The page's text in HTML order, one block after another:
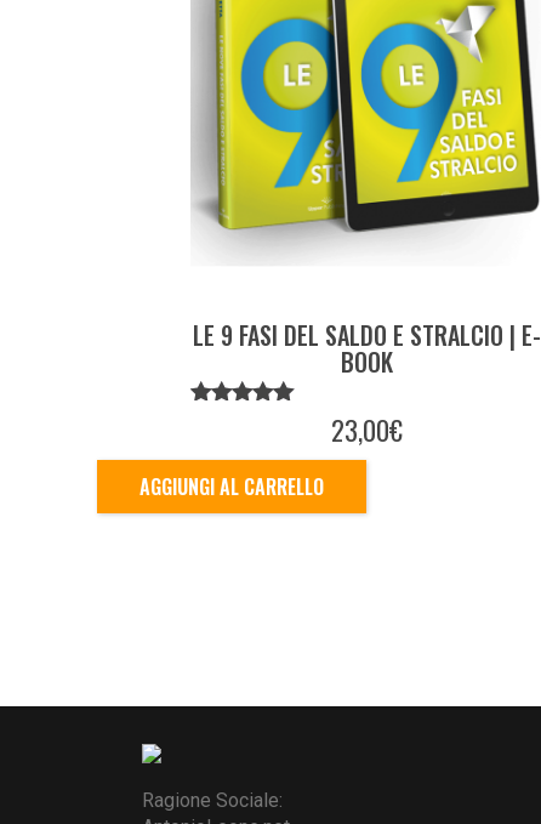
LE 9 FASI DEL SALDO E STRALCIO | E-
BOOK
23,00€
AGGIUNGI AL CARRELLO
Ragione Sociale: